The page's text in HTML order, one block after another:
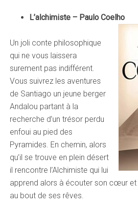
L’alchimiste – Paulo Coelho
Un joli conte philosophique
qui ne vous laissera
surement pas indifférent.
Vous suivrez les aventures
de Santiago un jeune berger
Andalou partant à la
recherche d’un trésor perdu
enfoui au pied des
Pyramides. En chemin, alors
qu’il se trouve en plein désert
il rencontre l’Alchimiste qui lui
apprend alors à écouter son cœur et
au bout de ses rêves.